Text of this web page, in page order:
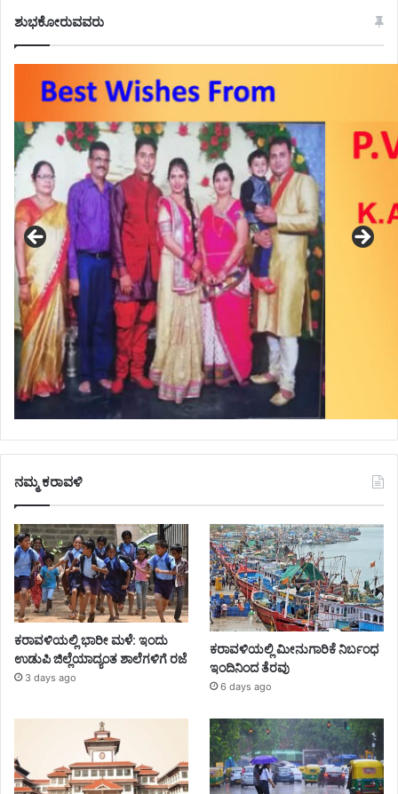
ಶುಭಕೋರುವವರು
ನಮ್ಮ ಕರಾವಳಿ
ಕರಾವಳಿಯಲ್ಲಿ ಭಾರೀ ಮಳೆ: ಇಂದು
ಉಡುಪಿ ಜಿಲ್ಲೆಯಾದ್ಯಂತ ಶಾಲೆಗಳಿಗೆ ರಜೆ
3 days ago
ಕರಾವಳಿಯಲ್ಲಿ ಮೀನುಗಾರಿಕೆ ನಿರ್ಬಂಧ
ಇಂದಿನಿಂದ ತೆರವು
6 days ago